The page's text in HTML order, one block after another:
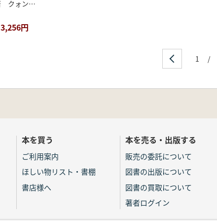
宮部みゆき 著 クォン・ヨンジュ訳
3,256円
1 /
本を買う
ご利用案内
ほしい物リスト・書棚
書店様へ
本を売る・出版する
販売の委託について
図書の出版について
図書の買取について
著者ログイン